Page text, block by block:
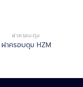
ฝาครอบดุม
ฝาครอบดุม HZM